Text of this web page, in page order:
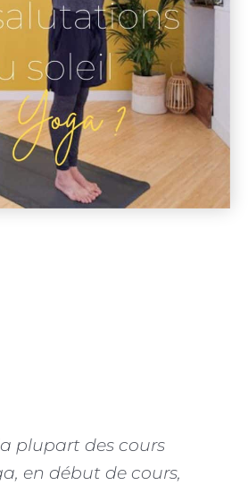
plupart des cours
en début de cours,